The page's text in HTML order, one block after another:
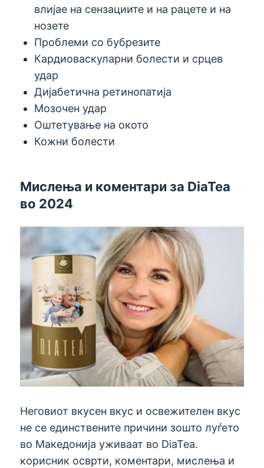
влијае на сензациите и на рацете и на
нозете
Проблеми со бубрезите
Кардиоваскуларни болести и срцев
удар
Дијабетична ретинопатија
Мозочен удар
Оштетување на окото
Кожни болести
Мислења и коментари за DiaTea
во 2024
Неговиот вкусен вкус и освежителен вкус
не се единствените причини зошто луѓето
во Македонија уживаат во DiaTea.
корисник осврти, коментари, мислења и